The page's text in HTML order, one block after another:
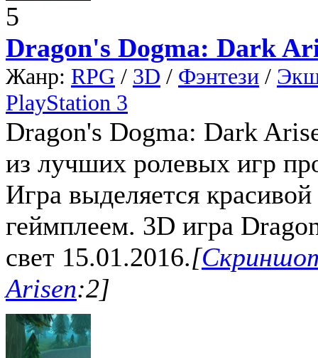
5
Dragon's Dogma: Dark
Жанр: RPG / 3D / Фэнтези /
PlayStation 3
Dragon's Dogma: Dark
из лучших ролевых игр
Игра выделяется
геймплеем. 3D игра
свет 15.01.2016.[
Arisen:2]